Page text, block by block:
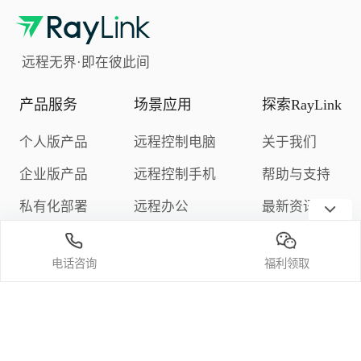
远程无界·即在彼此间
产品服务
个人版产品
企业版产品
私有化部署
下载中心
定价与购买
场景应用
远程控制电脑
远程控制手机
远程办公
探索RayLink
关于我们
帮助与支持
最新资讯
隐私政策
电话咨询 福利领取